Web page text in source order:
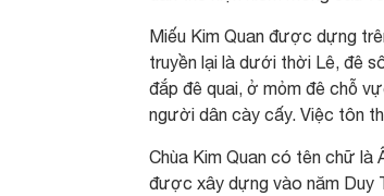
Miếu Kim Quan được dựng
truyền lại là dưới thời Lê, đê
đắp đê quai, ở mỏm đê chỗ
người dân cày cấy. Việc tôn
Chùa Kim Quan có tên chữ là
được xây dựng vào năm Duy